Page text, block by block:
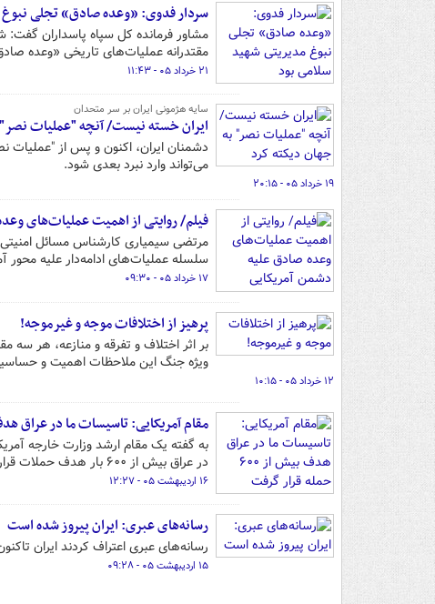
سردار فدوی: «وعده صادق» تجلی
مشاور فرمانده کل سپاه پاسداران گفت:
مقتدرانه عملیات‌های تاریخی «وعده
۲۱ خرداد ۰۵ - ۱۱:۴۳
سایه هژمونی ایران بر سر متحدان
ایران خسته نیست/ آنچه "عملیات
دشمنان ایران، اکنون و پس از "عملیات
می‌تواند وارد نبرد بعدی شود.
۱۹ خرداد ۰۵ - ۲۰:۱۵
فیلم/ روایتی از اهمیت عملیات‌های
مرتضی سیمیاری کارشناس مسائل
سلسله عملیات‌های ادامه‌دار علیه محور
۱۷ خرداد ۰۵ - ۰۹:۳۰
پرهیز از اختلافات موجه و غیرموجه!
بر اثر اختلاف و تفرقه و منازعه، هر
ویژه جنگ این ملاحظات اهمیت و
۱۲ خرداد ۰۵ - ۱۰:۱۵
مقام آمریکایی: تاسیسات ما در عراق هدف بیش از ۶۰۰
به گفته یک مقام ارشد وزارت خارجه
در عراق بیش از ۶۰۰ بار هدف حملات قرار گرفت.
۱۶ اردیبهشت ۰۵ - ۱۲:۲۷
رسانه‌های عبری: ایران پیروز شده است
رسانه‌های عبری اعتراف کردند ایران
۱۵ اردیبهشت ۰۵ - ۰۹:۲۸